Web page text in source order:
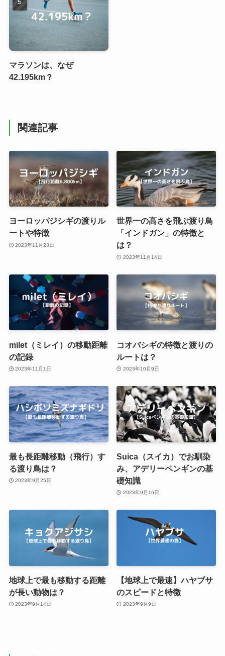
マラソンは、なぜ
42.195km？
関連記事
ヨーロッパジシギの渡りル
ートや特徴
2023年11月23日
世界一の高さを飛ぶ渡り鳥
「インドガン」の特徴と
は？
2023年11月14日
milet（ミレイ）の移動距離
の記録
2023年11月1日
コオバシギの特徴と渡りの
ルートは？
2023年10月9日
最も長距離移動（飛行）す
る渡り鳥は？
2023年9月25日
Suica（スイカ）でお馴染
み、アデリーペンギンの基
礎知識
2023年9月16日
地球上で最も移動する距離
が長い動物は？
2023年9月14日
【地球上で最速】ハヤブサ
のスピードと特徴
2023年9月9日